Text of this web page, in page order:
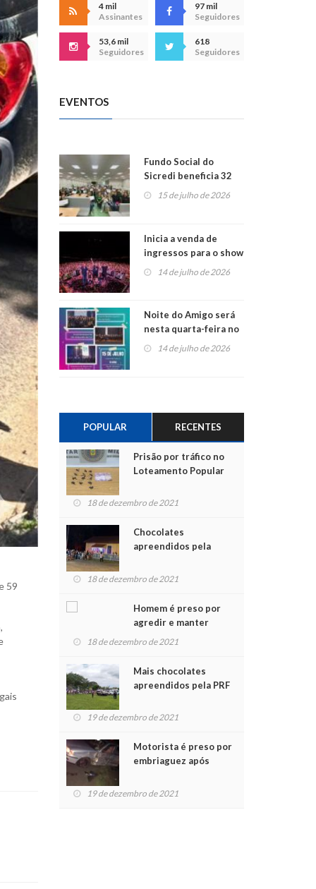
59
4 mil
Assinantes
97 mil
Seguidores
53,6 mil
Seguidores
618
Seguidores
EVENTOS
Fundo Social do
Sicredi beneficia 32
projetos em
15 de julho de 2026
Inicia a venda de
ingressos para o show
do Jota Quest nos 45
anos da Sicredi Ouro
14 de julho de 2026
Noite do Amigo será
nesta quarta-feira no
Centro de Cultura de
14 de julho de 2026
POPULAR RECENTES
Prisão por tráfico no
Loteamento Popular
18 de dezembro de 2021
Chocolates
apreendidos pela
para crianças na
18 de dezembro de 2021
Homem é preso por
agredir e manter
mulher em cárcere
18 de dezembro de 2021
Mais chocolates
apreendidos pela PRF
crianças no Natal
19 de dezembro de 2021
Motorista é preso por
embriaguez após
feridos
19 de dezembro de 2021